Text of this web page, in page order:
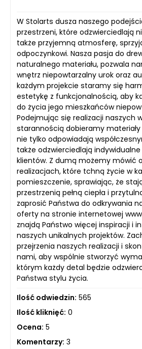
W Stolarts dusza naszego
przestrzeni, które odzwierciedlają
także przyjemną atmosferę,
odpoczynkowi. Nasza pasja do
naturalnego materiału, pozwala
wnętrz niepowtarzalny urok oraz
każdym projekcie staramy się
estetykę z funkcjonalnością, aby
do życia jego mieszkańców
Podejmując się realizacji naszych
starannością dobieramy
nie tylko odpowiadają
także odzwierciedlają
klientów. Z dumą możemy mówić
realizacjach, które tchną życie w
pomieszczenie, sprawiając, że
przestrzenią pełną ciepła i
zaprosić Państwa do odkrywania
oferty na stronie internetowej
znajdą Państwo więcej inspiracji i
naszych unikalnych projektów.
przejrzenia naszych realizacji i
nami, aby wspólnie stworzyć
którym każdy detal będzie
Państwa stylu życia.
Ilość odwiedzin: 565
Ilość kliknięć: 0
Ocena: 5
Komentarzy: 3